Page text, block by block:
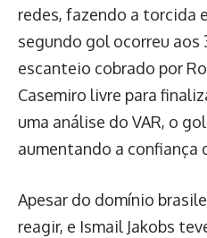
redes, fazendo a torcida
segundo gol ocorreu aos
escanteio cobrado por
Casemiro livre para
uma análise do VAR, o
aumentando a confiança
Apesar do domínio
reagir, e Ismail Jakobs